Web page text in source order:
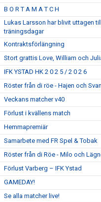
B O R T A M A T C H
Lukas Larsson har blivit uttagen
träningsdagar
Kontraktsförlängning
Stort grattis Love, William och
IFK YSTAD HK 2 0 2 5 / 2 0 2 6
Röster från di röe - Hajen och
Veckans matcher v40
Förlust i kvällens match
Hemmapremiär
Samarbete med FR Spel & Tobak
Röster från di Röe - Milo och
Förlust Varberg – IFK Ystad
GAMEDAY!
Se alla matcher live!